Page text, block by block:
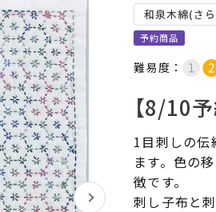
和泉木綿(さ
予約商品
難易度：
【8/10
1目刺しの伝
ます。色の
徴です。
刺し子布と